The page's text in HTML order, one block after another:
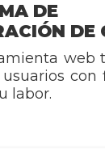
DE
DE
web
con
labor.